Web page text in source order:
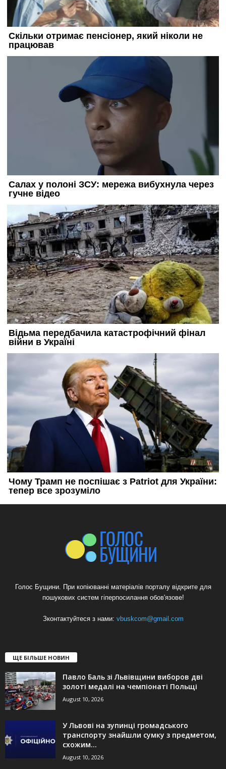
Голос Бущини. При копіюванні матеріалів порталу відкрите для
пошукових систем гіперпосилання обов'язове!
Зконтактуйтеся з нами: vbuskcom@gmail.com
ЩЕ БІЛЬШЕ НОВИН
Павло Баль зі Львівщини виборов дві
золоті медалі на чемпіонаті Польщі
August 10, 2026
У Львові на зупинці громадського
транспорту знайшли сумку з предметом,
схожим...
August 10, 2026